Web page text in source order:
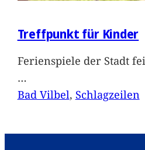
Treffpunkt für Kinder
Ferienspiele der Stadt
…
Bad Vilbel, Schlagzeilen